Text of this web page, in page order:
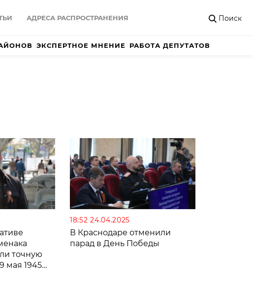
АДРЕСА РАСПРОСТРАНЕНИЯ Поиск
ЭКСПЕРТНОЕ МНЕНИЕ РАБОТА ДЕПУТАТОВ
точную
мая 1945
18:52 24.04.2025
В Краснодаре отменили
парад в День Победы